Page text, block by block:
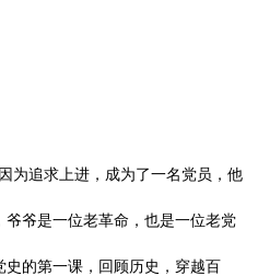
追求上进，成为了一名党员，他
爷是一位老革命，也是一位老党
史的第一课，回顾历史，穿越百